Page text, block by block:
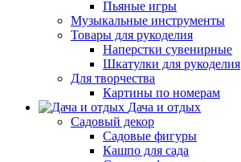
Пьяные игры
Музыкальные инструменты
Товары для рукоделия
Наперстки сувенирные
Шкатулки для рукоделия
Для творчества
Картины по номерам
Дача и отдых
Садовый декор
Садовые фигуры
Кашпо для сада